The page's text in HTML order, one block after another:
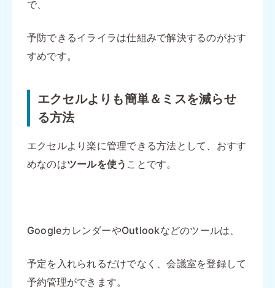
で、
予防できるイライラは仕組みで解決するのがおす
すめです。
エクセルよりも簡単＆ミスを減らせ
る方法
エクセルより楽に管理できる方法として、おすす
めなのはツールを使う ことです。
GoogleカレンダーやOutlookなどのツールは、
予定を入れられるだけでなく、会議室を登録して
予約管理ができます。